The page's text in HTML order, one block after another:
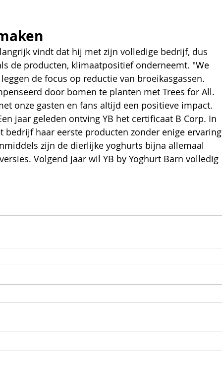
vindt dat hij met zijn volledige bedrijf, dus
de producten, klimaatpositief onderneemt. "We
de focus op reductie van broeikasgassen.
door bomen te planten met Trees for All.
onze gasten en fans altijd een positieve impact.
jaar geleden ontving YB het certificaat B Corp. In
bedrijf haar eerste producten zonder enige ervaring
zijn de dierlijke yoghurts bijna allemaal
Volgend jaar wil YB by Yoghurt Barn volledig